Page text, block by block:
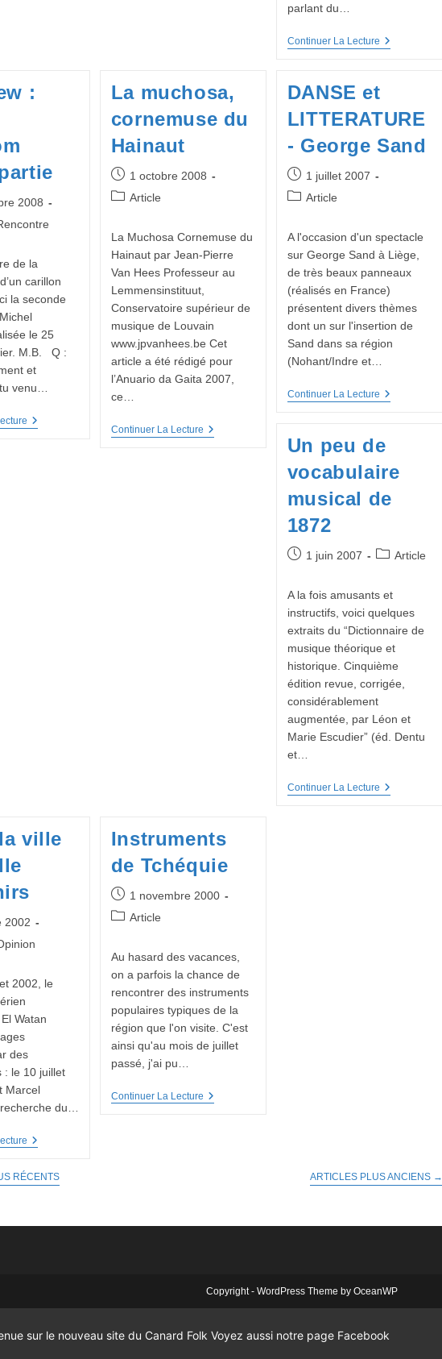
parlant du…
Continuer La LectureInterview
(Amorroma)
:
2008
de la
carillon
la seconde
le 25
M.B. Q :
et
venu…
Interview
La muchosa,
cornemuse du
Hainaut
Publication
publiée :
1 octobre 2008
PostArticle
La Muchosa Cornemuse du
Hainaut par Jean-Pierre
Van Hees Professeur au
Lemmensinstituut,
Conservatoire supérieur de
musique de Louvain
www.jpvanhees.be Cet
article a été rédigé pour
l’Anuario da Gaita 2007,
ce…
Continuer La LectureLa
DANSE et
LITTERATURE
- George Sand
Publication
publiée :
1 juillet 2007
PostArticle
A l'occasion d'un spectacle
sur George Sand à Liège,
de très beaux panneaux
(réalisés en France)
présentent divers thèmes
dont un sur l'insertion de
Sand dans sa région
(Nohant/Indre et…
Continuer La LectureDANSE
Sand
Un peu de
vocabulaire
musical de
1872
Publication
1 juin 2007
PostArticle
A la fois amusants et
instructifs, voici quelques
extraits du “Dictionnaire de
musique théorique et
historique. Cinquième
édition revue, corrigée,
considérablement
augmentée, par Léon et
Marie Escudier” (éd. Dentu
et…
Continuer La LectureUn
ville
2002
2002, le
Watan
des
: le 10 juillet
Marcel
du…
Oued,
Aux
Instruments
de Tchéquie
Publication
publiée :
1 novembre 2000
PostArticle
Au hasard des vacances,
on a parfois la chance de
rencontrer des instruments
populaires typiques de la
région que l'on visite. C'est
ainsi qu'au mois de juillet
passé, j'ai pu…
Continuer La LectureInstruments
RÉCENTS ARTICLES PLUS ANCIENS →
Copyright - WordPress Theme by OceanWP
sur le nouveau site du Canard Folk Voyez aussi notre page Facebook